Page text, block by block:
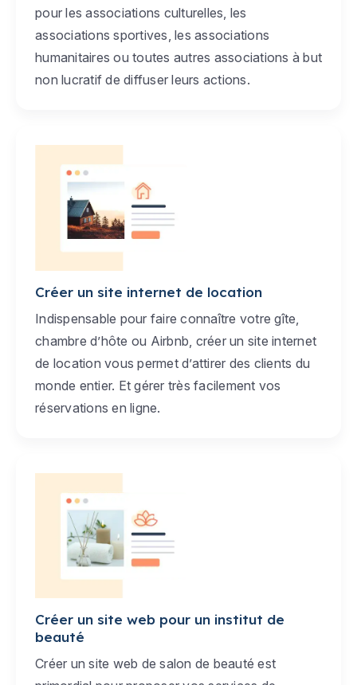
pour les associations culturelles, les
associations sportives, les associations
humanitaires ou toutes autres associations à but
non lucratif de diffuser leurs actions.
Créer un site internet de location
Indispensable pour faire connaître votre gîte,
chambre d’hôte ou Airbnb, créer un site internet
de location vous permet d’attirer des clients du
monde entier. Et gérer très facilement vos
réservations en ligne.
Créer un site web pour un institut de
beauté
Créer un site web de salon de beauté est